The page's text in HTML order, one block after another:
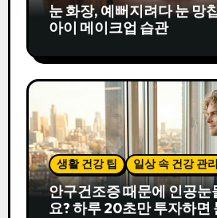
눈 화장, 예뻐지려다 눈 망
아이 메이크업 습관
생활 건강 팁 일상 속 건강 관리
안구건조증 때문에 인공눈
요? 하루 20초만 투자하면